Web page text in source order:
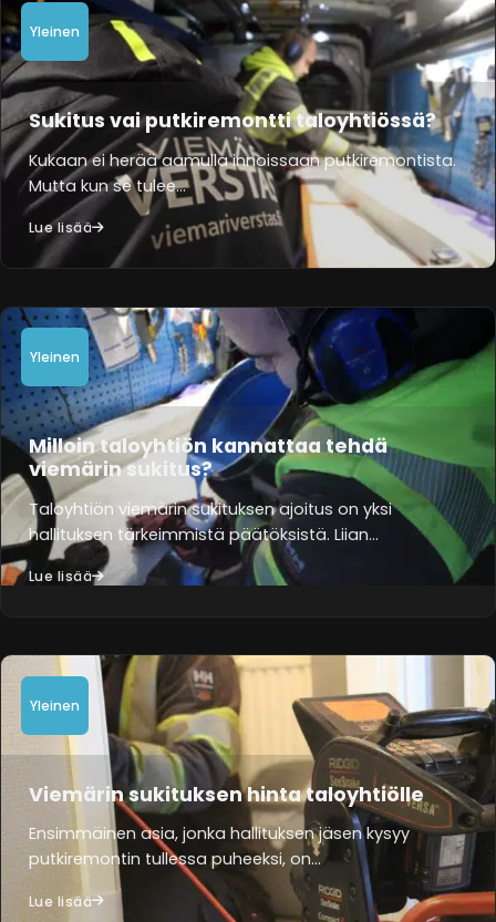
Yleinen
Sukitus vai putkiremontti taloyhtiössä?
Kukaan ei herää aamulla innoissaan putkiremontista.
Mutta kun se tulee…
Lue lisää
Yleinen
Milloin taloyhtiön kannattaa tehdä
viemärin sukitus?
Taloyhtiön viemärin sukituksen ajoitus on yksi
hallituksen tärkeimmistä päätöksistä. Liian…
Lue lisää
Yleinen
Viemärin sukituksen hinta taloyhtiölle
Ensimmäinen asia, jonka hallituksen jäsen kysyy
putkiremontin tullessa puheeksi, on…
Lue lisää